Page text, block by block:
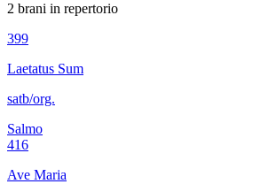
2 brani in repertorio
399
Laetatus Sum
satb/org.
Salmo
416
Ave Maria